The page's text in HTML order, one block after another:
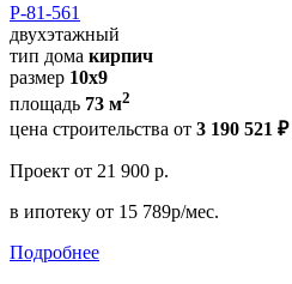
Р-81-561
двухэтажный
тип дома кирпич
размер 10х9
площадь 73 м2
цена строительства от 3 190 521 ₽
Проект от 21 900 р.
в ипотеку от 15 789р/мес.
Подробнее